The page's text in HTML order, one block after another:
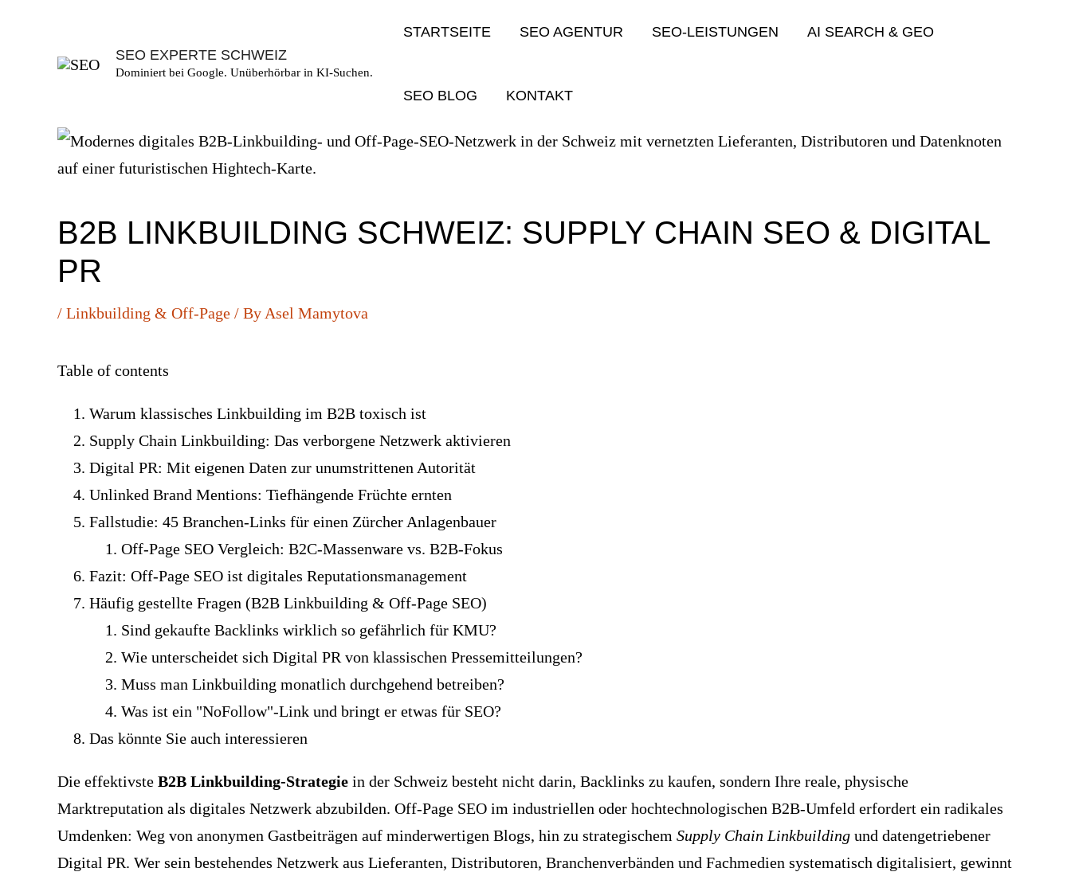
SEO EXPERTE SCHWEIZ
Dominiert bei Google. Unüberhörbar in KI-Suchen.
STARTSEITE SEO AGENTUR SEO-LEISTUNGEN AI SEARCH & GEO
SEO BLOG KONTAKT
B2B LINKBUILDING SCHWEIZ: SUPPLY CHAIN SEO & DIGITAL
PR
/ Linkbuilding & Off-Page / By Asel Mamytova
Table of contents
Warum klassisches Linkbuilding im B2B toxisch ist
Supply Chain Linkbuilding: Das verborgene Netzwerk aktivieren
Digital PR: Mit eigenen Daten zur unumstrittenen Autorität
Unlinked Brand Mentions: Tiefhängende Früchte ernten
Fallstudie: 45 Branchen-Links für einen Zürcher Anlagenbauer
Off-Page SEO Vergleich: B2C-Massenware vs. B2B-Fokus
Fazit: Off-Page SEO ist digitales Reputationsmanagement
Häufig gestellte Fragen (B2B Linkbuilding & Off-Page SEO)
Sind gekaufte Backlinks wirklich so gefährlich für KMU?
Wie unterscheidet sich Digital PR von klassischen Pressemitteilungen?
Muss man Linkbuilding monatlich durchgehend betreiben?
Was ist ein "NoFollow"-Link und bringt er etwas für SEO?
Das könnte Sie auch interessieren
Die effektivste B2B Linkbuilding-Strategie in der Schweiz besteht nicht darin, Backlinks zu kaufen, sondern Ihre reale, physische
Marktreputation als digitales Netzwerk abzubilden. Off-Page SEO im industriellen oder hochtechnologischen B2B-Umfeld erfordert ein radikales
Umdenken: Weg von anonymen Gastbeiträgen auf minderwertigen Blogs, hin zu strategischem Supply Chain Linkbuilding und datengetriebener
Digital PR. Wer sein bestehendes Netzwerk aus Lieferanten, Distributoren, Branchenverbänden und Fachmedien systematisch digitalisiert, gewinnt